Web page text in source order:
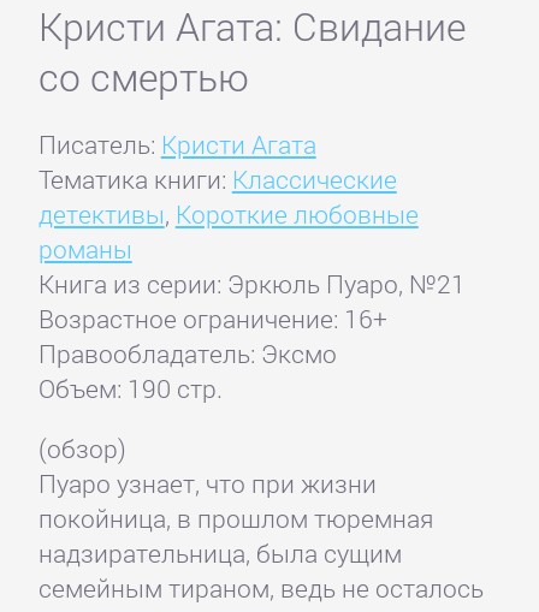
Кристи Агата: Свидание
со смертью
Писатель: Кристи Агата
Тематика книги: Классические
детективы, Короткие любовные
романы
Книга из серии: Эркюль Пуаро, №21
Возрастное ограничение: 16+
Правообладатель: Эксмо
Объем: 190 стр.
(обзор)
Пуаро узнает, что при жизни
покойница, в прошлом тюремная
надзирательница, была сущим
семейным тираном, ведь не осталось